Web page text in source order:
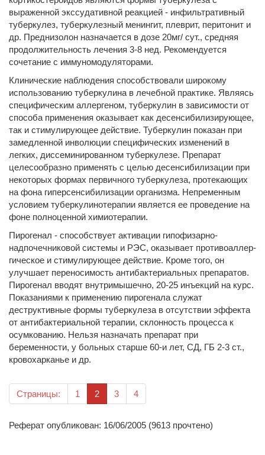
выраженной экссудативной реакцией - инфильтративный
туберкулез, туберкулезный менингит, плеврит, перитонит и
др. Преднизолон назначается в дозе 20мг/ сут., средняя
продолжительность лечения 3-8 нед. Рекомендуется
сочетание с иммуномодуляторами.
Клинические наблюдения способствовали широкому
использованию туберкулина в лечебной практике. Являясь
специфическим аллергеном, туберкулин в зависимости от
способа применения оказывает как десенсибилизирующее,
так и стимулирующее действие. Туберкулин показан при
замедленной инволюции специфических изменений в
легких, диссеминированном туберкулезе. Препарат
целесообразно применять с целью десенсибилизации при
некоторых формах первичного туберкулеза, протекающих
на фона гиперсенсибилизации организма. Непременным
условием туберкулинотерапии является ее проведение на
фоне полноценной химиотерапии.
Пирогенал - способствует активации гипофизарно-
надпочечниковой системы и РЭС, оказывает противоаллер-
гическое и стимулирующее действие. Кроме того, он
улучшает переносимость антибактериальных препаратов.
Пирогенал вводят внутримышечно, 20-25 инъекций на курс.
Показаниями к применению пирогенала служат
деструктивные формы туберкулеза в отсутствии эффекта
от антибактериальной терапии, склонность процесса к
осумкованию. Нельзя назначать препарат при
беременности, у больных старше 60-и лет, СД, ГБ 2-3 ст.,
кровохарканье и др.
Страницы: 1 2(текущая)
3 4
Реферат опубликован: 16/06/2005 (9613 прочтено)